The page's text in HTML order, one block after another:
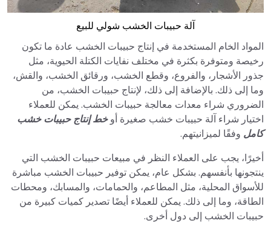
آلة حبيبات الخشب شولي للبيع
المواد الخام المستخدمة في إنتاج حبيبات الخشب عادة ما تكون
رخيصة ومتوفرة بكثرة في مختلف نفايات الكتلة الحيوية، مثل
جذور الأشجار، والفروع، وقطع الخشب، ورقائق الخشب، والقش،
وما إلى ذلك. بالإضافة إلى ذلك، لإنتاج حبيبات الخشب، من
الضروري شراء معدات معالجة حبيبات الخشب. يمكن للعملاء
اختيار شراء آلة حبيبات خشب صغيرة أوخط إنتاج حبيبات خشب
كامل وفقًا لميزانيتهم.
أخيرًا، يجب على العملاء النظر في مبيعات حبيبات الخشب التي
ينتجونها بأنفسهم. بشكل عام، يمكن توفير حبيبات الخشب مباشرة
للأسواق المحلية، مثل المطاعم، والحمامات، والمسابك، ومحطات
الطاقة، وما إلى ذلك. يمكن للعملاء أيضًا تصدير كميات كبيرة من
حبيبات الخشب إلى دول أخرى.